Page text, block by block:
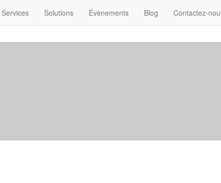
Services Solutions Évènements Blog Contactez-